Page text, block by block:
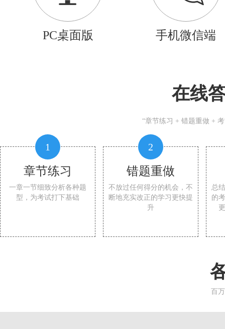
PC桌面版 手机微信端
在线
“章节练习 + 错题重做 +
1
章节练习
一章一节细致分析各种题
型，为考试打下基础
2
错题重做
不放过任何得分的机会，不
断地充实改正的学习更快提
升
总
的
百